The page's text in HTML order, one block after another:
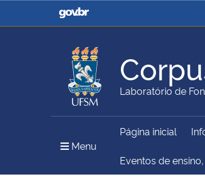
Casa Civil
Ministério da Agricultura,
Pecuária e Abastecimento
Ministério do Meio Ambiente
Laboratório de
Menu
Página inicial
Eventos de